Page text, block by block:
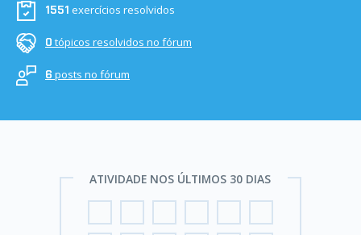
1551 exercícios resolvidos
0 tópicos resolvidos no fórum
6 posts no fórum
ATIVIDADE NOS ÚLTIMOS 30 DIAS